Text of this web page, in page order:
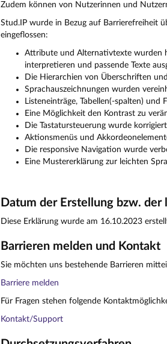
Zudem können von Nutzerinnen und
Stud.IP wurde in Bezug auf Barrierefreiheit
eingeflossen:
Attribute und Alternativtexte wurden
interpretieren und passende Texte
Die Hierarchien von Überschriften
Sprachauszeichnungen wurden
Listeneinträge, Tabellen(-spalten)
Eine Möglichkeit den Kontrast zu
Die Tastatursteuerung wurde
Aktionsmenüs und
Die responsive Navigation wurde
Eine Mustererklärung zur leichten
Datum der Erstellung bzw.
Diese Erklärung wurde am 16.10.2023
Barrieren melden und Kontakt
Sie möchten uns bestehende Barrieren
Barriere melden
Für Fragen stehen folgende
Kontakt/Support